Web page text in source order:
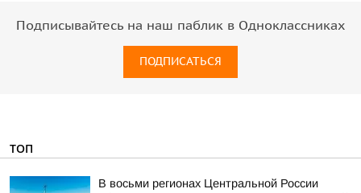
Подписывайтесь на наш паблик в Одноклассниках
ПОДПИСАТЬСЯ
ТОП
В восьми регионах Центральной России